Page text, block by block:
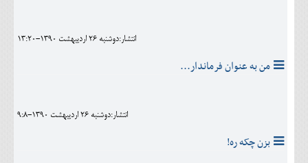
انتشار:دوشنبه 26 ارديبهشت 1390-13:20
من به عنوان فرماندار...
انتشار:دوشنبه 26 ارديبهشت 1390-9:8
بزن چکه ره!